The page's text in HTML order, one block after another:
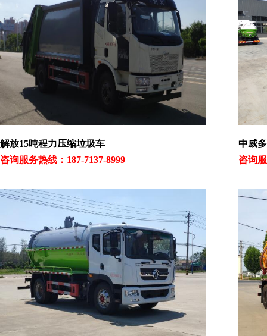
解放15吨程力压缩垃圾车
咨询服务热线：187-7137-8999
中威
咨询